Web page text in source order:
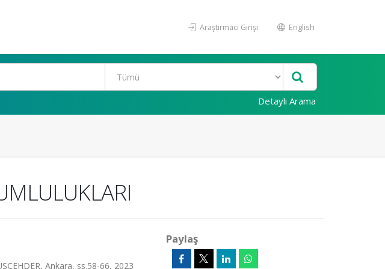
Araştırmacı Girişi English
Detaylı Arama
Ankara, ss.58-66, 2023
Paylaş